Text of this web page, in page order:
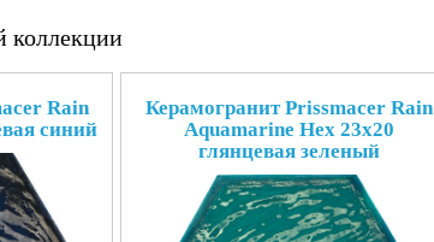
коллекции
Rain
синий
Керамогранит Prissmacer Rain
Aquamarine Hex 23x20
глянцевая зеленый